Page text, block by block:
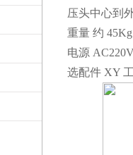
压头中心到
重量 约 45Kg
电源
选配件 XY